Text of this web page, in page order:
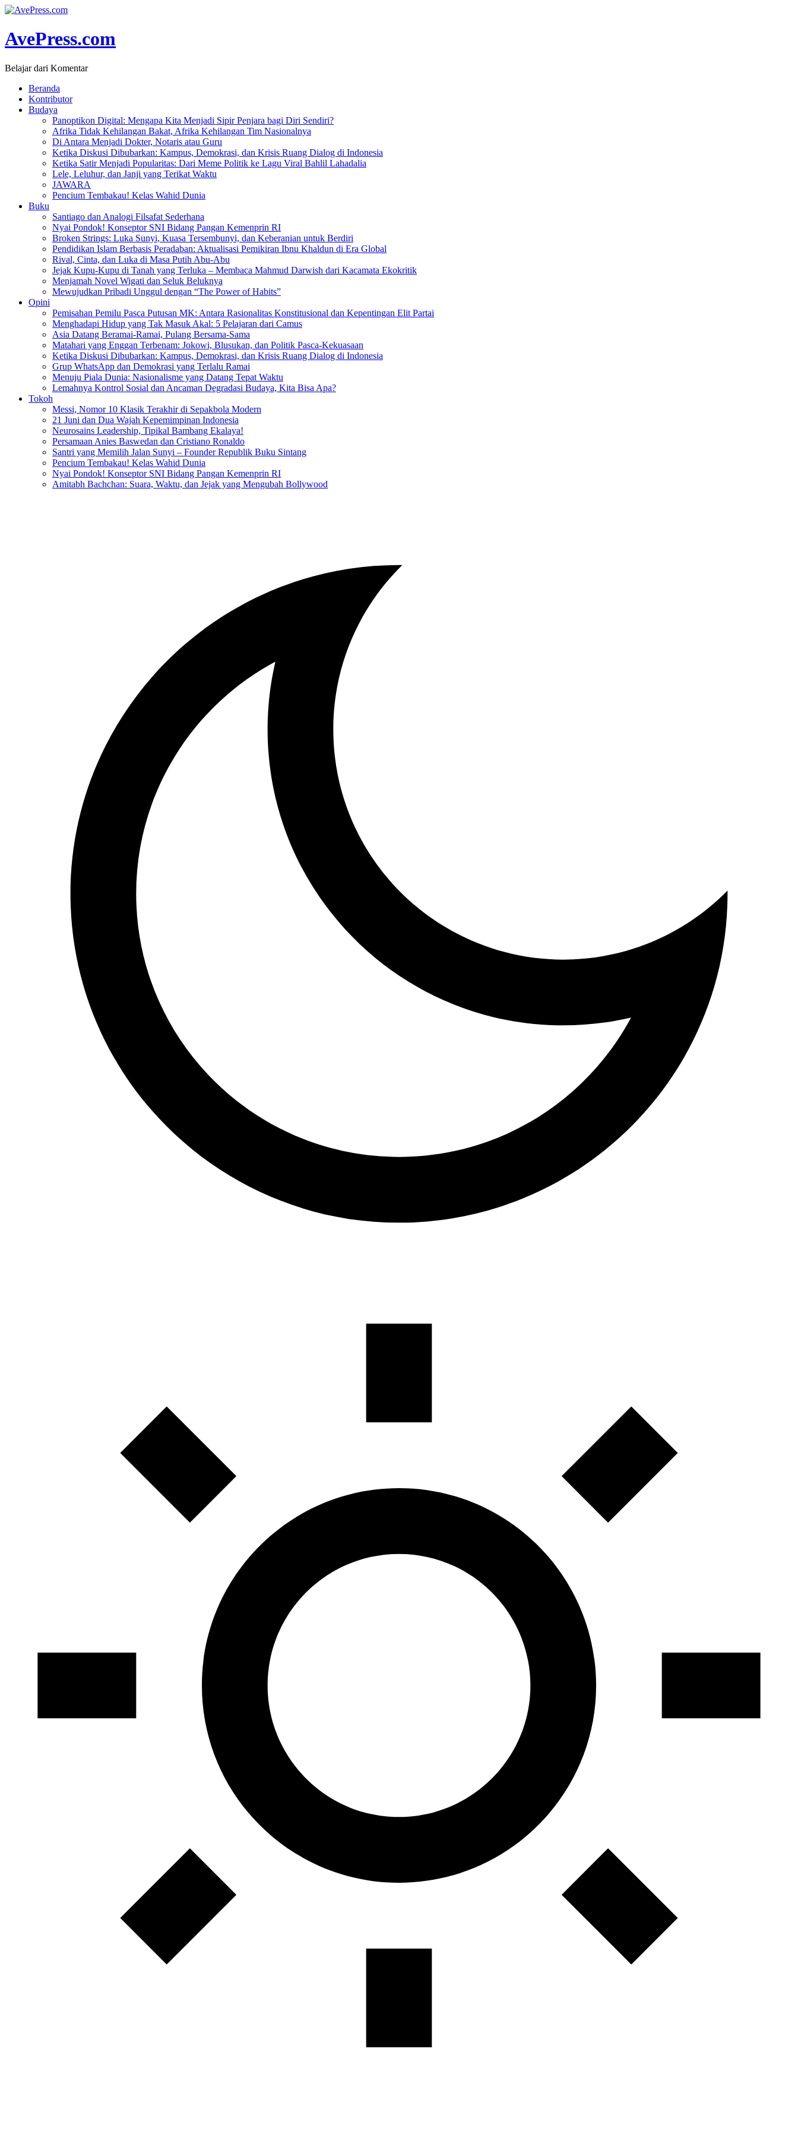
AvePress.com
Belajar dari Komentar
Beranda
Kontributor
Budaya
Panoptikon Digital: Mengapa Kita Menjadi Sipir Penjara bagi Diri Sendiri?
Afrika Tidak Kehilangan Bakat, Afrika Kehilangan Tim Nasionalnya
Di Antara Menjadi Dokter, Notaris atau Guru
Ketika Diskusi Dibubarkan: Kampus, Demokrasi, dan Krisis Ruang Dialog di Indonesia
Ketika Satir Menjadi Popularitas: Dari Meme Politik ke Lagu Viral Bahlil Lahadalia
Lele, Leluhur, dan Janji yang Terikat Waktu
JAWARA
Pencium Tembakau! Kelas Wahid Dunia
Buku
Santiago dan Analogi Filsafat Sederhana
Nyai Pondok! Konseptor SNI Bidang Pangan Kemenprin RI
Broken Strings: Luka Sunyi, Kuasa Tersembunyi, dan Keberanian untuk Berdiri
Pendidikan Islam Berbasis Peradaban: Aktualisasi Pemikiran Ibnu Khaldun di Era Global
Rival, Cinta, dan Luka di Masa Putih Abu-Abu
Jejak Kupu-Kupu di Tanah yang Terluka – Membaca Mahmud Darwish dari Kacamata Ekokritik
Menjamah Novel Wigati dan Seluk Beluknya
Mewujudkan Pribadi Unggul dengan “The Power of Habits”
Opini
Pemisahan Pemilu Pasca Putusan MK: Antara Rasionalitas Konstitusional dan Kepentingan Elit Partai
Menghadapi Hidup yang Tak Masuk Akal: 5 Pelajaran dari Camus
Asia Datang Beramai-Ramai, Pulang Bersama-Sama
Matahari yang Enggan Terbenam: Jokowi, Blusukan, dan Politik Pasca-Kekuasaan
Ketika Diskusi Dibubarkan: Kampus, Demokrasi, dan Krisis Ruang Dialog di Indonesia
Grup WhatsApp dan Demokrasi yang Terlalu Ramai
Menuju Piala Dunia: Nasionalisme yang Datang Tepat Waktu
Lemahnya Kontrol Sosial dan Ancaman Degradasi Budaya, Kita Bisa Apa?
Tokoh
Messi, Nomor 10 Klasik Terakhir di Sepakbola Modern
21 Juni dan Dua Wajah Kepemimpinan Indonesia
Neurosains Leadership, Tipikal Bambang Ekalaya!
Persamaan Anies Baswedan dan Cristiano Ronaldo
Santri yang Memilih Jalan Sunyi – Founder Republik Buku Sintang
Pencium Tembakau! Kelas Wahid Dunia
Nyai Pondok! Konseptor SNI Bidang Pangan Kemenprin RI
Amitabh Bachchan: Suara, Waktu, dan Jejak yang Mengubah Bollywood